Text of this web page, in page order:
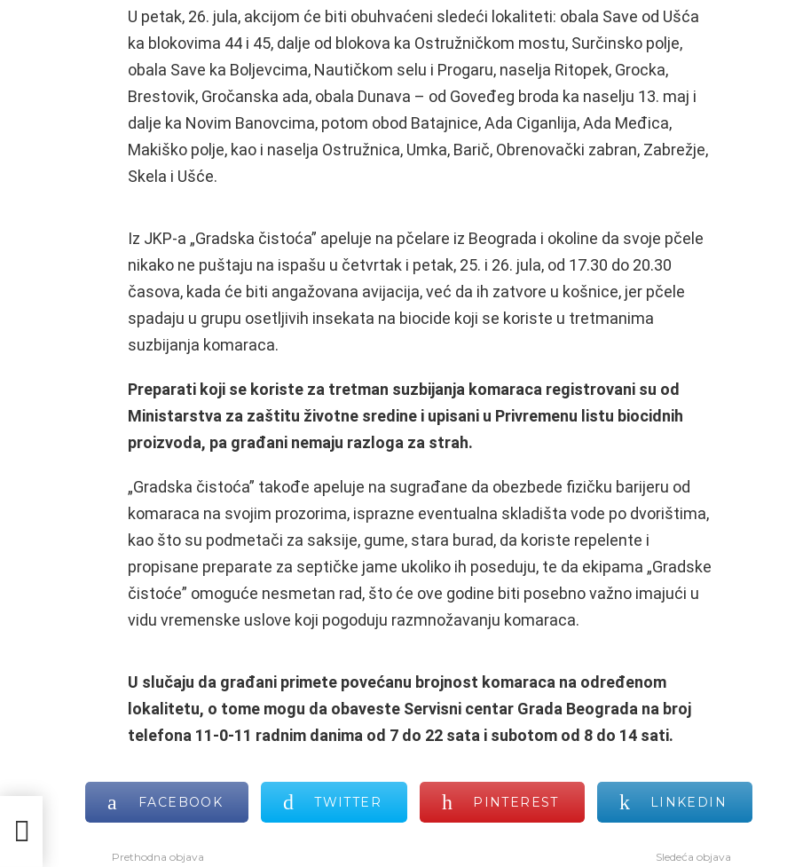
U petak, 26. jula, akcijom će biti obuhvaćeni sledeći lokaliteti: obala Save od Ušća
ka blokovima 44 i 45, dalje od blokova ka Ostružničkom mostu, Surčinsko polje,
obala Save ka Boljevcima, Nautičkom selu i Progaru, naselja Ritopek, Grocka,
Brestovik, Gročanska ada, obala Dunava – od Goveđeg broda ka naselju 13. maj i
dalje ka Novim Banovcima, potom obod Batajnice, Ada Ciganlija, Ada Međica,
Makiško polje, kao i naselja Ostružnica, Umka, Barič, Obrenovački zabran, Zabrežje,
Skela i Ušće.
Iz JKP-a „Gradska čistoća” apeluje na pčelare iz Beograda i okoline da svoje pčele
nikako ne puštaju na ispašu u četvrtak i petak, 25. i 26. jula, od 17.30 do 20.30
časova, kada će biti angažovana avijacija, već da ih zatvore u košnice, jer pčele
spadaju u grupu osetljivih insekata na biocide koji se koriste u tretmanima
suzbijanja komaraca.
Preparati koji se koriste za tretman suzbijanja komaraca registrovani su od
Ministarstva za zaštitu životne sredine i upisani u Privremenu listu biocidnih
proizvoda, pa građani nemaju razloga za strah.
„Gradska čistoća” takođe apeluje na sugrađane da obezbede fizičku barijeru od
komaraca na svojim prozorima, isprazne eventualna skladišta vode po dvorištima,
kao što su podmetači za saksije, gume, stara burad, da koriste repelente i
propisane preparate za septičke jame ukoliko ih poseduju, te da ekipama „Gradske
čistoće” omoguće nesmetan rad, što će ove godine biti posebno važno imajući u
vidu vremenske uslove koji pogoduju razmnožavanju komaraca.
U slučaju da građani primete povećanu brojnost komaraca na određenom
lokalitetu, o tome mogu da obaveste Servisni centar Grada Beograda na broj
telefona 11-0-11 radnim danima od 7 do 22 sata i subotom od 8 do 14 sati.
FACEBOOK TWITTER PINTEREST LINKEDIN
Prethodna objava Sledeća objava